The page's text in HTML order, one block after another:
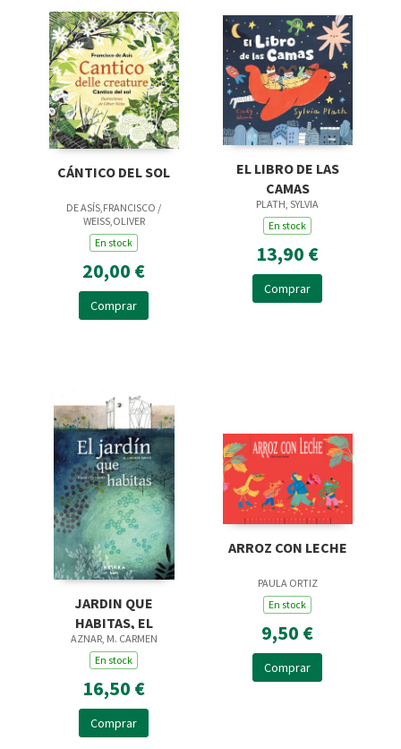
CÁNTICO DEL SOL
DE ASÍS,FRANCISCO /
WEISS,OLIVER
En stock
20,00 €
Comprar
EL LIBRO DE LAS
CAMAS
PLATH, SYLVIA
En stock
13,90 €
Comprar
JARDIN QUE
HABITAS, EL
AZNAR, M. CARMEN
En stock
16,50 €
Comprar
ARROZ CON LECHE
PAULA ORTIZ
En stock
9,50 €
Comprar